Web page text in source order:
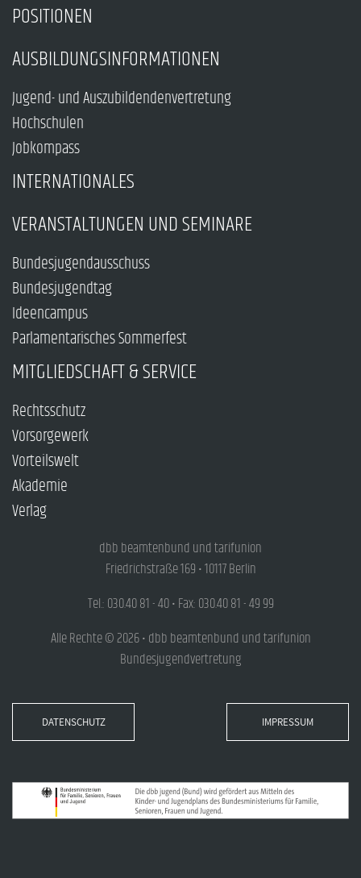
POSITIONEN
AUSBILDUNGSINFORMATIONEN
Jugend- und Auszubildendenvertretung
Hochschulen
Jobkompass
INTERNATIONALES
VERANSTALTUNGEN UND SEMINARE
Bundesjugendausschuss
Bundesjugendtag
Ideencampus
Parlamentarisches Sommerfest
MITGLIEDSCHAFT & SERVICE
Rechtsschutz
Vorsorgewerk
Vorteilswelt
Akademie
Verlag
dbb beamtenbund und tarifunion
Friedrichstraße 169 • 10117 Berlin
Tel.: 030.40 81 - 40 • Fax: 030.40 81 - 49 99
Alle Rechte © 2026 • dbb beamtenbund und tarifunion
Bundesjugendvertretung
DATENSCHUTZ IMPRESSUM